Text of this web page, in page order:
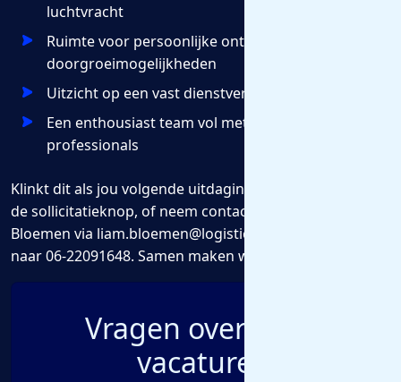
luchtvracht
Ruimte voor persoonlijke ontwikkeling en
doorgroeimogelijkheden
Uitzicht op een vast dienstverband
Een enthousiast team vol met logistieke
professionals
Klinkt dit als jou volgende uitdaging? Druk dan snel op
de sollicitatieknop, of neem contact op met Liam
Bloemen via liam.bloemen@logisticjobs.nl, of bel/app
naar 06-22091648. Samen maken wij er iets moois van!
Vragen over deze
vacature?